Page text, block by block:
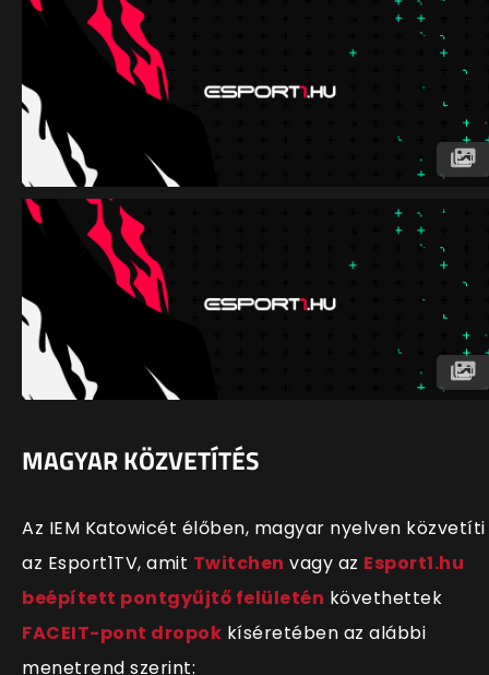
MAGYAR KÖZVETÍTÉS
Az IEM Katowicét élőben, magyar nyelven közvetíti
az Esport1TV, amit Twitchen vagy az Esport1.hu
beépített pontgyűjtő felületén követhettek
FACEIT-pont dropok kíséretében az alábbi
menetrend szerint: